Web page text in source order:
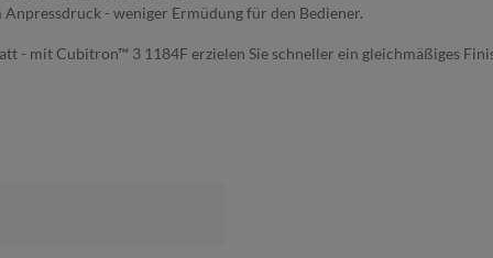
- weniger Ermüdung für den Bediener.
- mit Cubitron™ 3 1184F erzielen Sie schneller ein gleichmäßiges